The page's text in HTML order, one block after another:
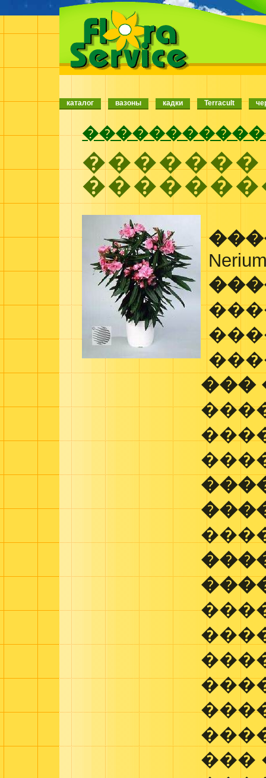
каталог вазоны кадки Terracult
���
���